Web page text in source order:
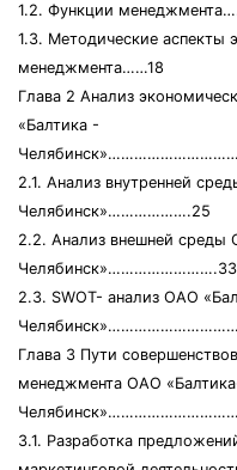
1.2. Функции
1.3. Методические аспекты
менеджмента……18
Глава 2 Анализ
«Балтика -
2.1. Анализ внутренней
Челябинск»……………….25
2.2. Анализ внешней среды
Челябинск»…………………….33
2.3. SWOT- анализ ОАО
Глава 3 Пути
менеджмента ОАО
3.1. Разработка